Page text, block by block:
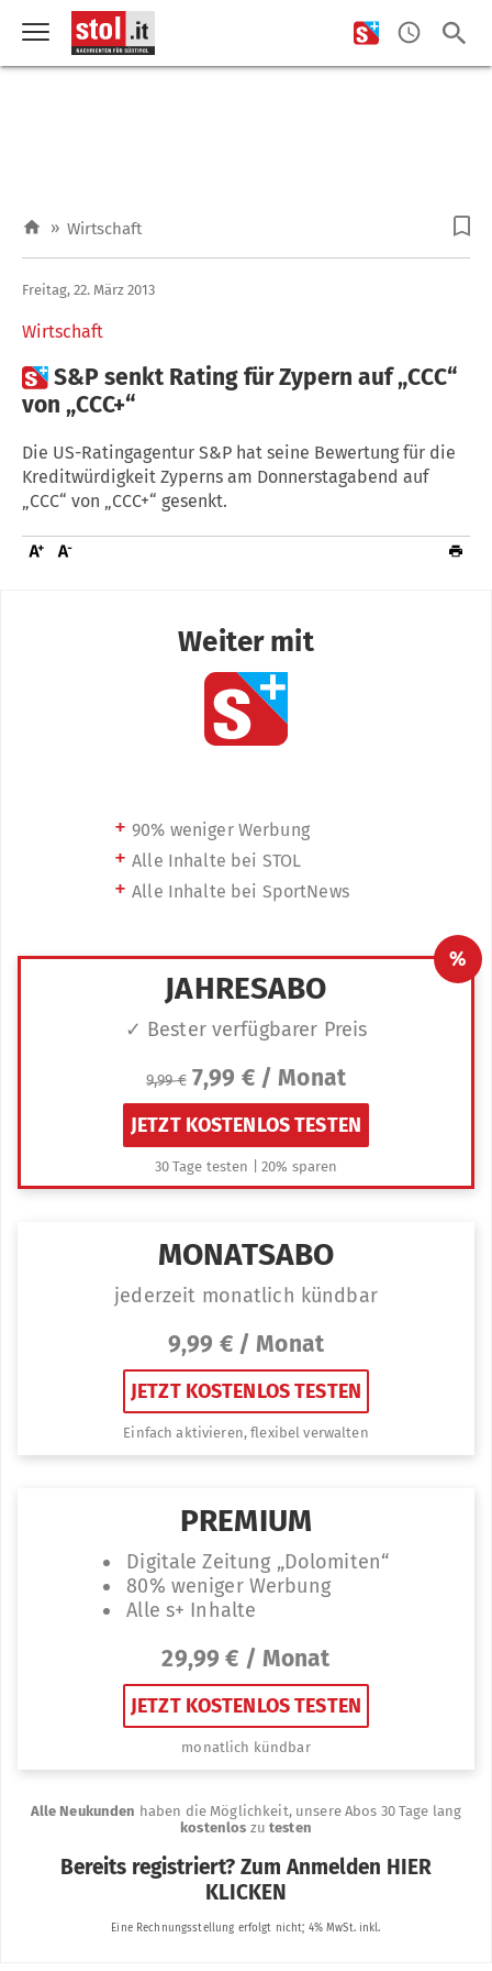
» Wirtschaft
Wirtschaft
Freitag, 22. März 2013
S&P senkt Rating für Zypern auf „CCC“
von „CCC+“
Die US-Ratingagentur S&P hat seine Bewertung für die
Kreditwürdigkeit Zyperns am Donnerstagabend auf
„CCC“ von „CCC+“ gesenkt.